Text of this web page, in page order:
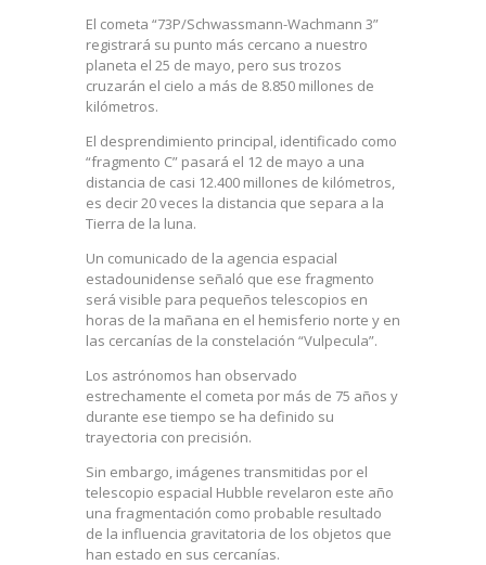
El cometa “73P/Schwassmann-Wachmann 3”
registrará su punto más cercano a nuestro
planeta el 25 de mayo, pero sus trozos
cruzarán el cielo a más de 8.850 millones de
kilómetros.
El desprendimiento principal, identificado como
“fragmento C” pasará el 12 de mayo a una
distancia de casi 12.400 millones de kilómetros,
es decir 20 veces la distancia que separa a la
Tierra de la luna.
Un comunicado de la agencia espacial
estadounidense señaló que ese fragmento
será visible para pequeños telescopios en
horas de la mañana en el hemisferio norte y en
las cercanías de la constelación “Vulpecula”.
Los astrónomos han observado
estrechamente el cometa por más de 75 años y
durante ese tiempo se ha definido su
trayectoria con precisión.
Sin embargo, imágenes transmitidas por el
telescopio espacial Hubble revelaron este año
una fragmentación como probable resultado
de la influencia gravitatoria de los objetos que
han estado en sus cercanías.